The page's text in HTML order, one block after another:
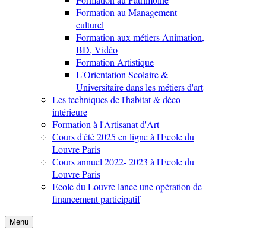
Formation au Management
culturel
Formation aux métiers Animation,
BD, Vidéo
Formation Artistique
L'Orientation Scolaire &
Universitaire dans les métiers d'art
Les techniques de l'habitat & déco
intérieure
Formation à l'Artisanat d'Art
Cours d'été 2025 en ligne à l'Ecole du
Louvre Paris
Cours annuel 2022- 2023 à l'Ecole du
Louvre Paris
Ecole du Louvre lance une opération de
financement participatif
Menu